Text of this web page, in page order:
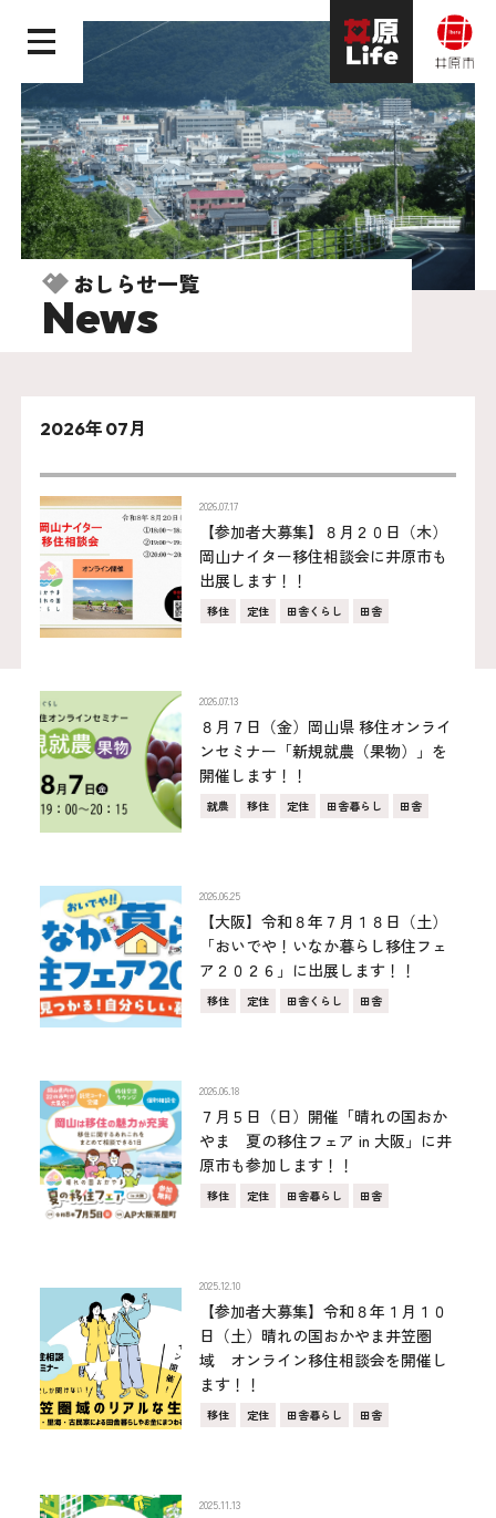
おしらせ一覧
News
2026年 07月
2026.07.17
【参加者大募集】８月２０日（木）
岡山ナイター移住相談会に井原市も
出展します！！
移住 定住 田舎くらし 田舎
2026.07.13
８月７日（金）岡山県 移住オンライ
ンセミナー「新規就農（果物）」を
開催します！！
就農 移住 定住 田舎暮らし 田舎
2026.06.25
【大阪】令和８年７月１８日（土）
「おいでや！いなか暮らし移住フェ
ア２０２６」に出展します！！
移住 定住 田舎くらし 田舎
2026.06.18
７月５日（日）開催「晴れの国おか
やま 夏の移住フェア in 大阪」に井
原市も参加します！！
移住 定住 田舎暮らし 田舎
2025.12.10
【参加者大募集】令和８年１月１０
日（土）晴れの国おかやま井笠圏
域 オンライン移住相談会を開催し
ます！！
移住 定住 田舎暮らし 田舎
2025.11.13